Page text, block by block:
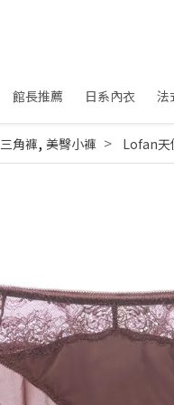
館長推薦 日系內衣 法
三角褲, 美臀小褲 Lofan天